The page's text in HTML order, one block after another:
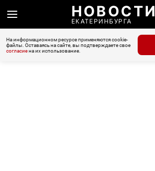
НОВОСТИ
ЕКАТЕРИНБУРГА
На информационном ресурсе применяются cookie-
файлы. Оставаясь на сайте, вы подтверждаете свое
согласиена их использование.